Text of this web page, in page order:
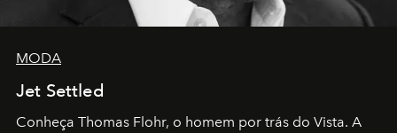
MODA
Jet Settled
Conheça Thomas Flohr, o homem por trás do Vista. A